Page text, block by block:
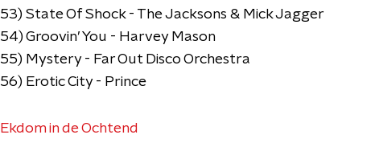
53) State Of Shock - The Jacksons & Mick Jagger
54) Groovin’ You - Harvey Mason
55) Mystery - Far Out Disco Orchestra
​56) Erotic City - Prince
Ekdom in de Ochtend